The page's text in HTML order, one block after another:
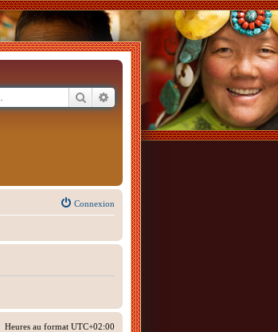
RechercherRecherche avancée
Connexion
Heures au format UTC+02:00